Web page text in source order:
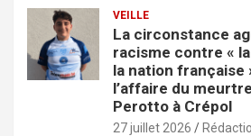
VEILLE
La circonstance
racisme contre «
la nation française
l’affaire du
Perotto à Crépol
27 juillet 2026